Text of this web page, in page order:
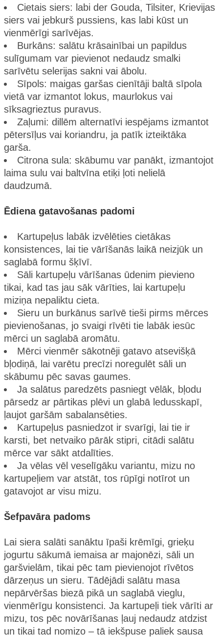
Cietais siers: labi der Gouda, Tilsiter, Krievijas
siers vai jebkurš pussiens, kas labi kūst un
vienmērīgi sarīvējas.
Burkāns: salātu krāsainībai un papildus
sulīgumam var pievienot nedaudz smalki
sarīvētu selerijas sakni vai ābolu.
Sīpols: maigas garšas cienītāji baltā sīpola
vietā var izmantot lokus, maurlokus vai
sīksagrieztus puravus.
Zaļumi: dillēm alternatīvi iespējams izmantot
pētersīļus vai koriandru, ja patīk izteiktāka
garša.
Citrona sula: skābumu var panākt, izmantojot
laima sulu vai baltvīna etiķi ļoti nelielā
daudzumā.
Ēdiena gatavošanas padomi
Kartupeļus labāk izvēlēties cietākas
konsistences, lai tie vārīšanās laikā neizjūk un
saglabā formu šķīvī.
Sāli kartupeļu vārīšanas ūdenim pievieno
tikai, kad tas jau sāk vārīties, lai kartupeļu
miziņa nepaliktu cieta.
Sieru un burkānus sarīvē tieši pirms mērces
pievienošanas, jo svaigi rīvēti tie labāk iesūc
mērci un saglabā aromātu.
Mērci vienmēr sākotnēji gatavo atsevišķā
bļodiņā, lai varētu precīzi noregulēt sāli un
skābumu pēc savas gaumes.
Ja salātus paredzēts pasniegt vēlāk, bļodu
pārsedz ar pārtikas plēvi un glabā ledusskapī,
ļaujot garšām sabalansēties.
Kartupeļus pasniedzot ir svarīgi, lai tie ir
karsti, bet netvaiko pārāk stipri, citādi salātu
mērce var sākt atdalīties.
Ja vēlas vēl veselīgāku variantu, mizu no
kartupeļiem var atstāt, tos rūpīgi notīrot un
gatavojot ar visu mizu.
Šefpavāra padoms
Lai siera salāti sanāktu īpaši krēmīgi, grieķu
jogurtu sākumā iemaisa ar majonēzi, sāli un
garšvielām, tikai pēc tam pievienojot rīvētos
dārzeņus un sieru. Tādējādi salātu masa
nepārvēršas biezā pikā un saglabā vieglu,
vienmērīgu konsistenci. Ja kartupeļi tiek vārīti ar
mizu, tos pēc novārīšanas ļauj nedaudz atdzist
un tikai tad nomizo – tā iekšpuse paliek sausa